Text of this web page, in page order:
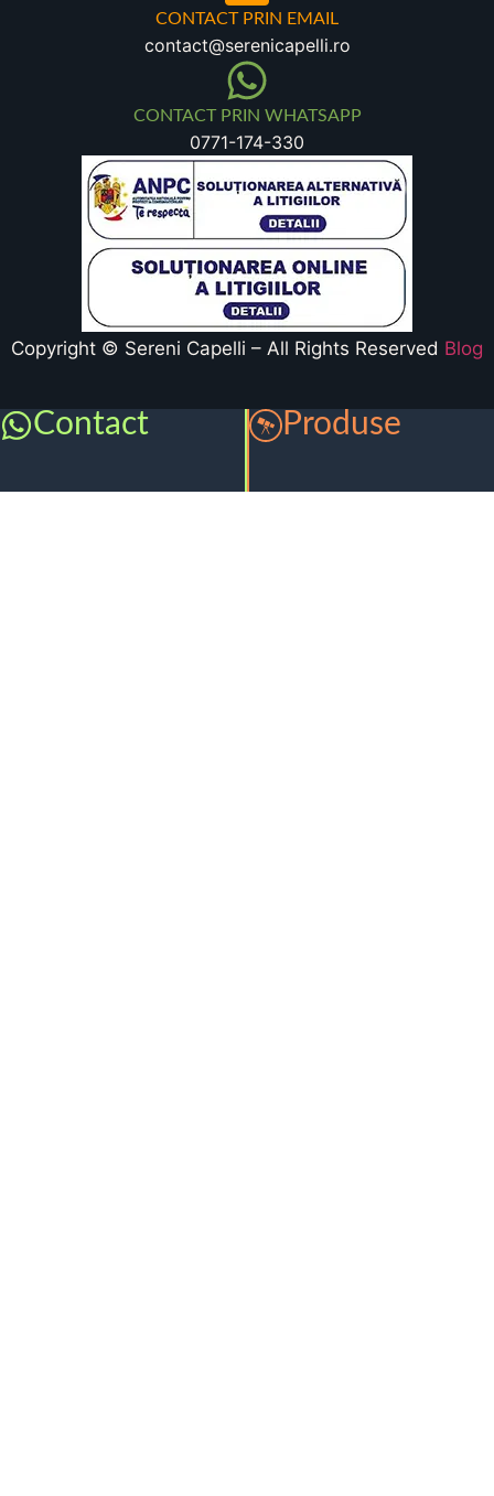
CONTACT PRIN EMAIL
contact@serenicapelli.ro
CONTACT PRIN WHATSAPP
0771-174-330
Copyright © Sereni Capelli – All Rights Reserved Blog
Contact Produse